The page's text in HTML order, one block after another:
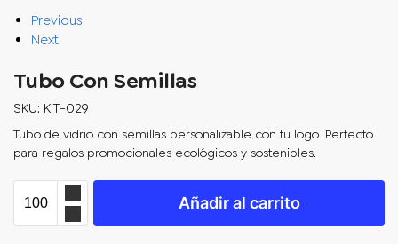
Previous
Next
Tubo Con Semillas
SKU: KIT-029
Tubo de vidrio con semillas personalizable con tu logo. Perfecto
para regalos promocionales ecológicos y sostenibles.
Añadir al carrito